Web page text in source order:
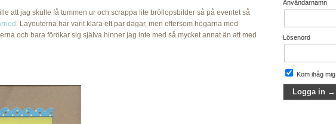
att jag skulle få tummen ur och scrappa lite bröllopsbilder så på eventet så
. Layouterna har varit klara ett par dagar, men eftersom högarna med
och bara förökar sig själva hinner jag inte med så mycket annat än att med
Användarnamn
Lösenord
Kom ihåg mig